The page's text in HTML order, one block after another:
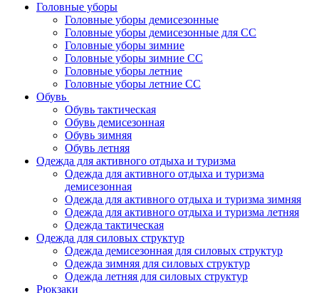
Головные уборы
Головные уборы демисезонные
Головные уборы демисезонные для СС
Головные уборы зимние
Головные уборы зимние СС
Головные уборы летние
Головные уборы летние СС
Обувь
Обувь тактическая
Обувь демисезонная
Обувь зимняя
Обувь летняя
Одежда для активного отдыха и туризма
Одежда для активного отдыха и туризма
демисезонная
Одежда для активного отдыха и туризма зимняя
Одежда для активного отдыха и туризма летняя
Одежда тактическая
Одежда для силовых структур
Одежда демисезонная для силовых структур
Одежда зимняя для силовых структур
Одежда летняя для силовых структур
Рюкзаки